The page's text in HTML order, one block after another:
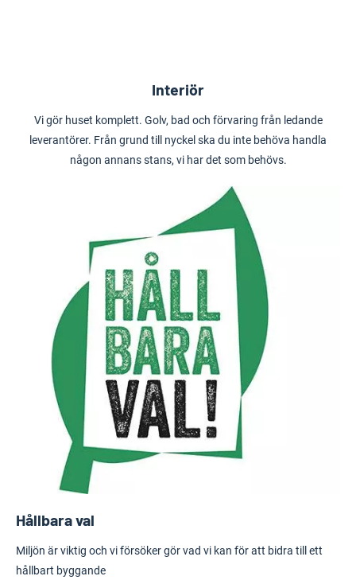
Interiör
Vi gör huset komplett. Golv, bad och förvaring från ledande
leverantörer. Från grund till nyckel ska du inte behöva handla
någon annans stans, vi har det som behövs.
Hållbara val
Miljön är viktig och vi försöker gör vad vi kan för att bidra till ett
hållbart byggande